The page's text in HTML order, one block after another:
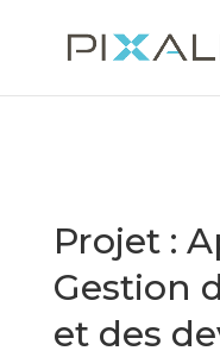
Projet :
Gestion
et des